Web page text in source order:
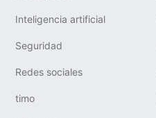
Inteligencia artificial
Seguridad
Redes sociales
timo